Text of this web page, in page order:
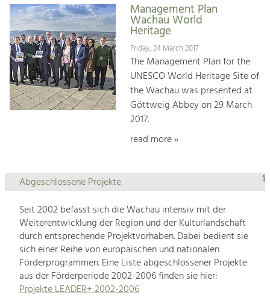
Management Plan
Wachau World
Heritage
Friday, 24 March 2017
The Management Plan for the
UNESCO World Heritage Site of
the Wachau was presented at
Göttweig Abbey on 29 March
2017.
read more »
1
Abgeschlossene Projekte
Seit 2002 befasst sich die Wachau intensiv mit der
Weiterentwicklung der Region und der Kulturlandschaft
durch entsprechende Projektvorhaben. Dabei bedient sie
sich einer Reihe von europäischen und nationalen
Förderprogrammen. Eine Liste abgeschlossener Projekte
aus der Förderperiode 2002-2006 finden sie hier:
Projekte LEADER+ 2002-2006